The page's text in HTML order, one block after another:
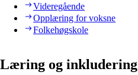
Videregående
Opplæring for voksne
Folkehøgskole
Læring og inkludering